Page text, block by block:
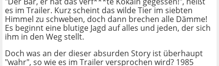
es im Trailer. Kurz scheint das wilde Tier im siebten
Himmel zu schweben, doch dann brechen alle Dämme!
Es beginnt eine blutige Jagd auf alles und jeden, der sich
ihm in den Weg stellt.
Doch was an der dieser absurden Story ist überhaupt
"wahr", so wie es im Trailer versprochen wird? 1985